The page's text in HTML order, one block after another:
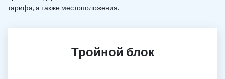
тарифа, а также местоположения.
Тройной блок